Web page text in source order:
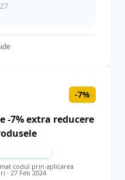
-7%
-7% extra reducere
codul prin aplicarea
· 27 Feb 2024